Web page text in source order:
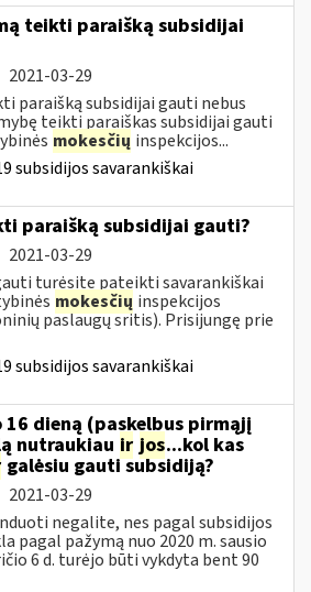
teikti paraišką subsidijai
2021-03-29
paraišką subsidijai gauti nebus
teikti paraiškas subsidijai gauti
mokesčių inspekcijos...
subsidijos savarankiškai
paraišką subsidijai gauti?
2021-03-29
turėsite pateikti savarankiškai
mokesčių inspekcijos
paslaugų sritis). Prisijungę prie
subsidijos savarankiškai
16 dieną (paskelbus pirmąjį
nutraukiau ir jos...kol kas
galėsiu gauti subsidiją?
2021-03-29
negalite, nes pagal subsidijos
pagal pažymą nuo 2020 m. sausio
6 d. turėjo būti vykdyta bent 90